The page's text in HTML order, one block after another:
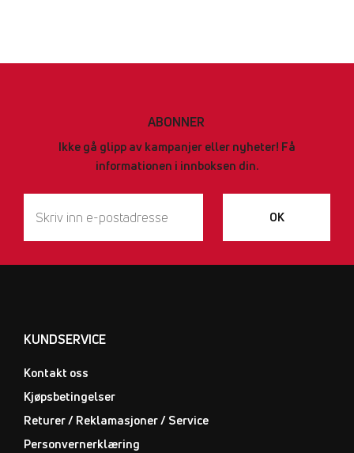
ABONNER
Ikke gå glipp av kampanjer eller nyheter! Få
informationen i innboksen din.
OK
KUNDSERVICE
Kontakt oss
Kjøpsbetingelser
Returer / Reklamasjoner / Service
Personvernerklæring